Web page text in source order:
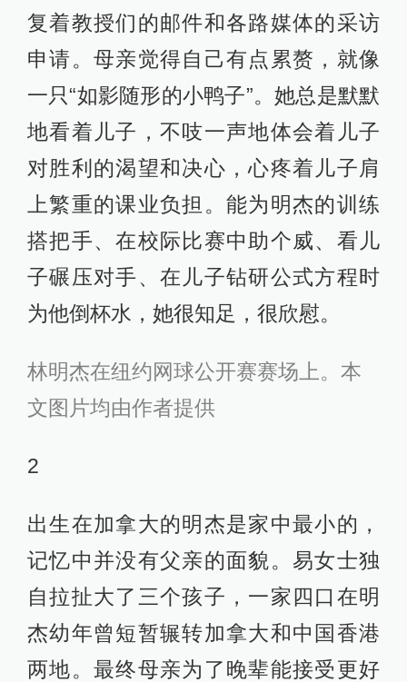
复着教授们的邮件和各路媒体的采访
申请。母亲觉得自己有点累赘，就像
一只“如影随形的小鸭子”。她总是默默
地看着儿子，不吱一声地体会着儿子
对胜利的渴望和决心，心疼着儿子肩
上繁重的课业负担。能为明杰的训练
搭把手、在校际比赛中助个威、看儿
子碾压对手、在儿子钻研公式方程时
为他倒杯水，她很知足，很欣慰。
林明杰在纽约网球公开赛赛场上。本
文图片均由作者提供
2
出生在加拿大的明杰是家中最小的，
记忆中并没有父亲的面貌。易女士独
自拉扯大了三个孩子，一家四口在明
杰幼年曾短暂辗转加拿大和中国香港
两地。最终母亲为了晚辈能接受更好